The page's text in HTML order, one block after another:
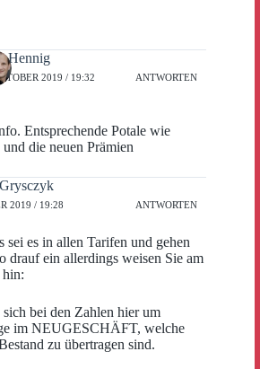
Hennig
2019 / 19:32 ANTWORTEN
Entsprechende Potale wie
die neuen Prämien
2019 / 19:28 ANTWORTEN
sei es in allen Tarifen und gehen
drauf ein allerdings weisen Sie am
hin:
sich bei den Zahlen hier um
im NEUGESCHÄFT, welche
zu übertragen sind.